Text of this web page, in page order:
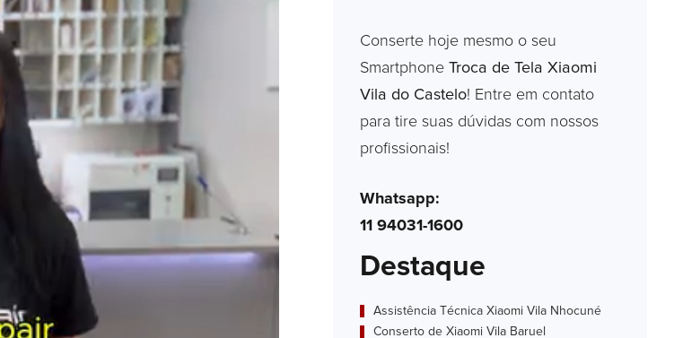
Conserte hoje mesmo o seu
SmartphoneTroca de Tela Xiaomi
Vila do Castelo! Entre em contato
para tire suas dúvidas com nossos
profissionais!
Whatsapp:
11 94031-1600
Destaque
Assistência Técnica Xiaomi Vila Nhocuné
Conserto de Xiaomi Vila Baruel